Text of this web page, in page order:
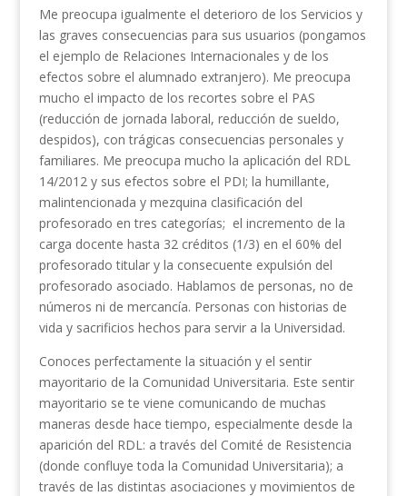
Me preocupa igualmente el deterioro de los Servicios y
las graves consecuencias para sus usuarios (pongamos
el ejemplo de Relaciones Internacionales y de los
efectos sobre el alumnado extranjero). Me preocupa
mucho el impacto de los recortes sobre el PAS
(reducción de jornada laboral, reducción de sueldo,
despidos), con trágicas consecuencias personales y
familiares. Me preocupa mucho la aplicación del RDL
14/2012 y sus efectos sobre el PDI; la humillante,
malintencionada y mezquina clasificación del
profesorado en tres categorías; el incremento de la
carga docente hasta 32 créditos (1/3) en el 60% del
profesorado titular y la consecuente expulsión del
profesorado asociado. Hablamos de personas, no de
números ni de mercancía. Personas con historias de
vida y sacrificios hechos para servir a la Universidad.
Conoces perfectamente la situación y el sentir
mayoritario de la Comunidad Universitaria. Este sentir
mayoritario se te viene comunicando de muchas
maneras desde hace tiempo, especialmente desde la
aparición del RDL: a través del Comité de Resistencia
(donde confluye toda la Comunidad Universitaria); a
través de las distintas asociaciones y movimientos de